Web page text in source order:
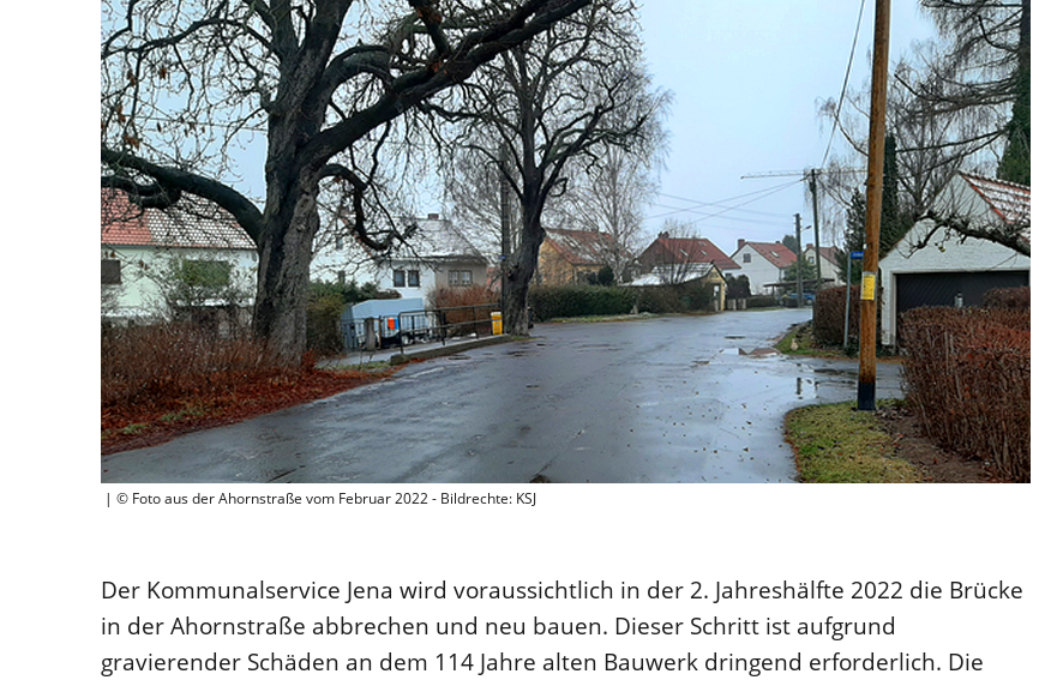
| © Foto aus der Ahornstraße vom Februar 2022 - Bildrechte: KSJ
Der Kommunalservice Jena wird voraussichtlich in der 2. Jahreshälfte 2022 die Brücke
in der Ahornstraße abbrechen und neu bauen. Dieser Schritt ist aufgrund
gravierender Schäden an dem 114 Jahre alten Bauwerk dringend erforderlich. Die